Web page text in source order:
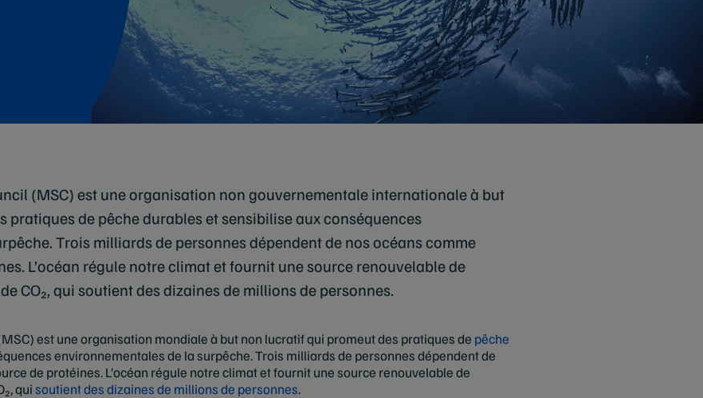
(MSC) est une organisation non gouvernementale internationale à but
pratiques de pêche durables et sensibilise aux conséquences
Trois milliards de personnes dépendent de nos océans comme
L’océan régule notre climat et fournit une source renouvelable de
CO₂, qui soutient des dizaines de millions de personnes.
est une organisation mondiale à but non lucratif qui promeut des pratiques de pêche
environnementales de la surpêche. Trois milliards de personnes dépendent de
de protéines. L’océan régule notre climat et fournit une source renouvelable de
quisoutient des dizaines de millions de personnes.